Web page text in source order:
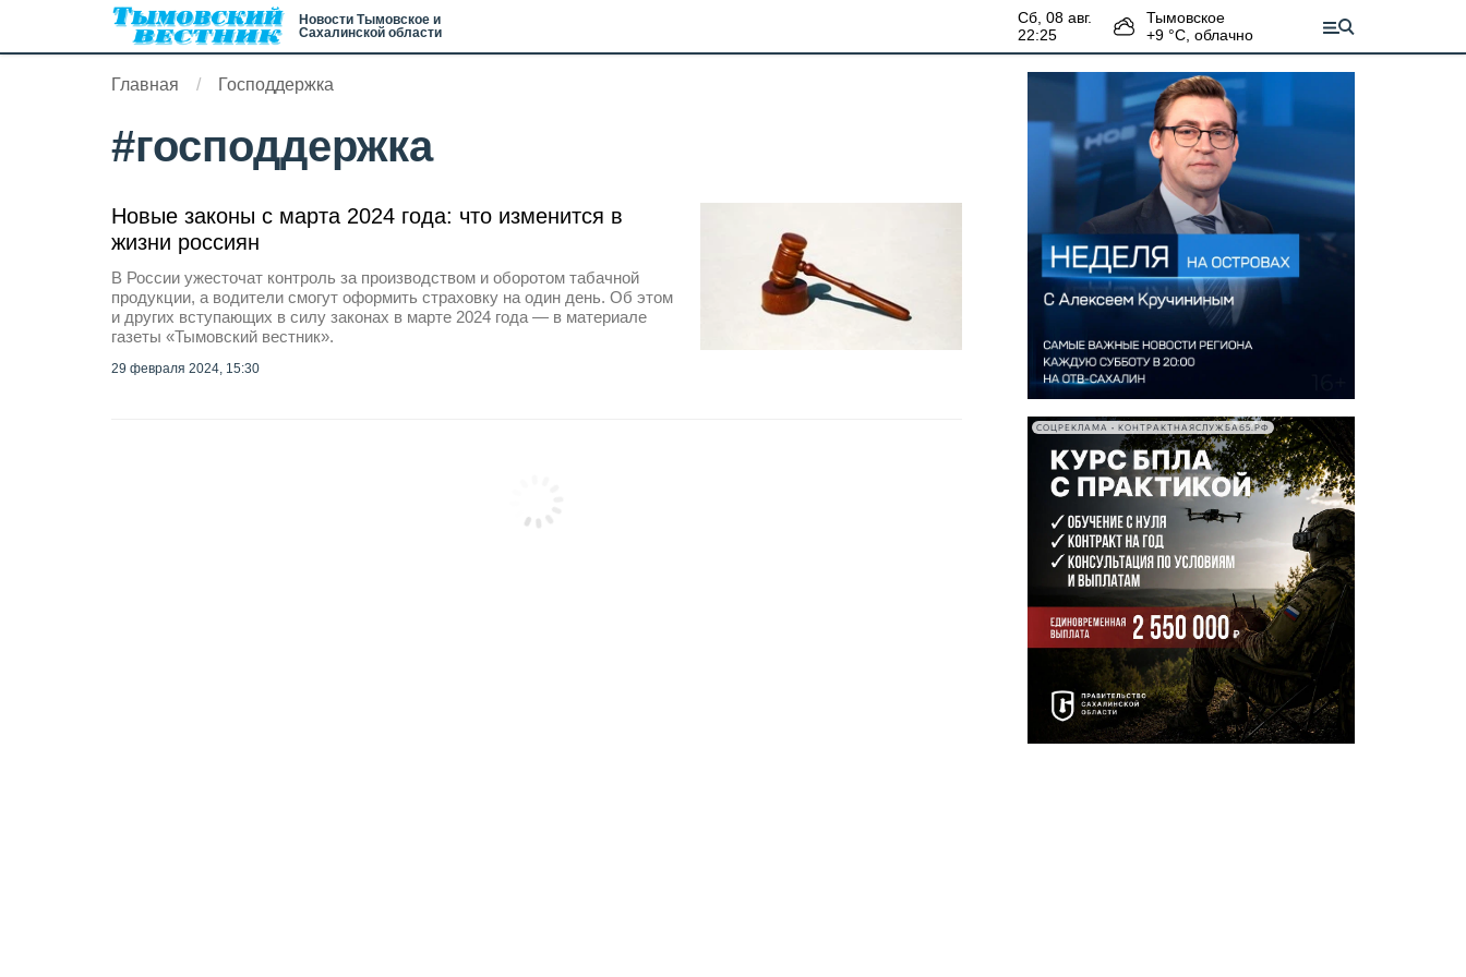
Новости Тымовское и
Сахалинской области
сб, 08 авг.
22:25
Тымовское
+9 °С, облачно
Главная Господдержка
#господдержка
Новые законы с марта 2024 года: что изменится в
жизни россиян
В России ужесточат контроль за производством и оборотом табачной
продукции, а водители смогут оформить страховку на один день. Об этом
и других вступающих в силу законах в марте 2024 года — в материале
газеты «Тымовский вестник».
29 февраля 2024, 15:30
СОЦРЕКЛАМА • КОНТРАКТНАЯСЛУЖБА65.РФ